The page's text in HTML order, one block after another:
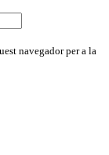
navegador per a la